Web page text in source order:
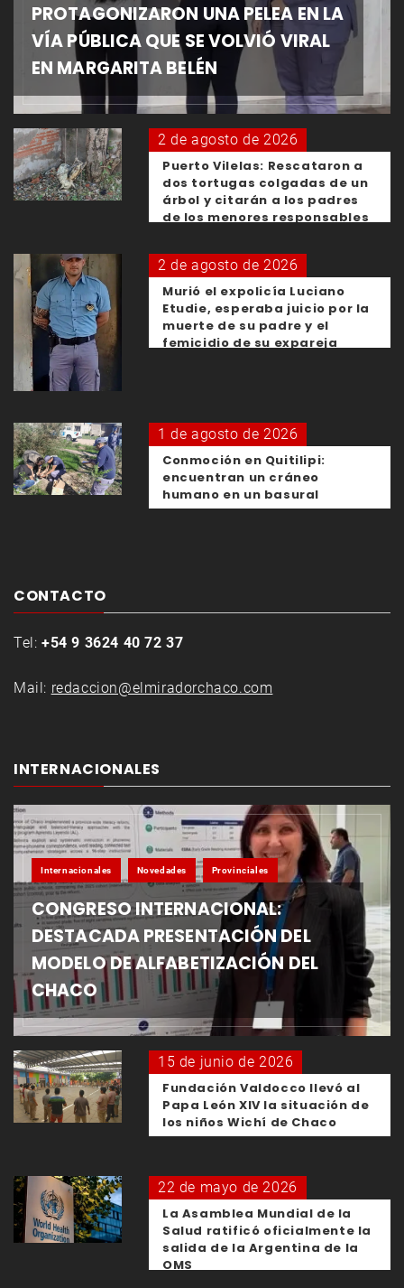
PROTAGONIZARON UNA PELEA EN LA
VÍA PÚBLICA QUE SE VOLVIÓ VIRAL
EN MARGARITA BELÉN
2 de agosto de 2026
Puerto Vilelas: Rescataron a
dos tortugas colgadas de un
árbol y citarán a los padres
de los menores responsables
2 de agosto de 2026
Murió el expolicía Luciano
Etudie, esperaba juicio por la
muerte de su padre y el
femicidio de su expareja
1 de agosto de 2026
Conmoción en Quitilipi:
encuentran un cráneo
humano en un basural
CONTACTO
Tel: +54 9 3624 40 72 37
Mail: redaccion@elmiradorchaco.com
INTERNACIONALES
Internacionales Novedades Provinciales
CONGRESO INTERNACIONAL:
DESTACADA PRESENTACIÓN DEL
MODELO DE ALFABETIZACIÓN DEL
CHACO
15 de junio de 2026
Fundación Valdocco llevó al
Papa León XIV la situación de
los niños Wichí de Chaco
22 de mayo de 2026
La Asamblea Mundial de la
Salud ratificó oficialmente la
salida de la Argentina de la
OMS